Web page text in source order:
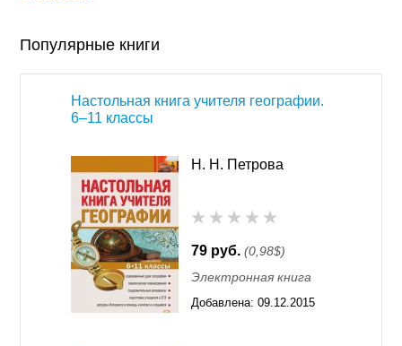
Популярные книги
Настольная книга учителя географии.
6–11 классы
Н. Н. Петрова
79 руб. (0,98$)
Электронная книга
Добавлена: 09.12.2015